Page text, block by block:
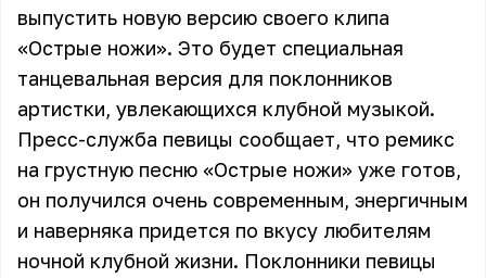
выпустить новую версию своего клипа
«Острые ножи». Это будет специальная
танцевальная версия для поклонников
артистки, увлекающихся клубной музыкой.
Пресс-служба певицы сообщает, что ремикс
на грустную песню «Острые ножи» уже готов,
он получился очень современным, энергичным
и наверняка придется по вкусу любителям
ночной клубной жизни. Поклонники певицы